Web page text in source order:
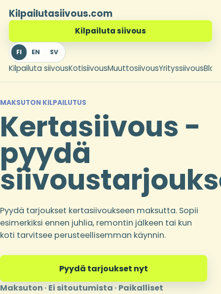
Kilpailutasiivous.com
Kilpailuta siivousKotisiivousMuuttosiivousYrityssiivousBlogi
FI EN SV
Kilpailuta siivous
MAKSUTON KILPAILUTUS
Kertasiivous -
pyydä
Pyydä tarjoukset kertasiivoukseen maksutta. Sopii
esimerkiksi ennen juhlia, remontin jälkeen tai kun
koti tarvitsee perusteellisemman käynnin.
Pyydä tarjoukset nyt
Maksuton · Ei sitoutumista · Paikalliset